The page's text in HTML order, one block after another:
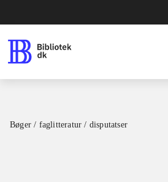
Bøger / faglitteratur / disputatser